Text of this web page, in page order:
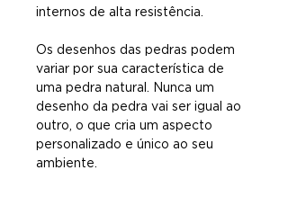
internos de alta resistência.
Os desenhos das pedras podem
variar por sua característica de
uma pedra natural. Nunca um
desenho da pedra vai ser igual ao
outro, o que cria um aspecto
personalizado e único ao seu
ambiente.